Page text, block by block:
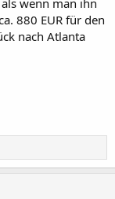
wenn man ihn
880 EUR für den
nach Atlanta